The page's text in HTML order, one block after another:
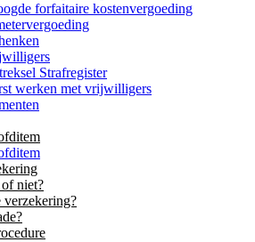
forfaitaire kostenvergoeding
Strafregister
werken met vrijwilligers
niet?
verzekering?